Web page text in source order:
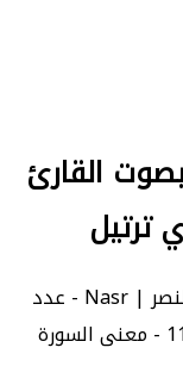
القارئ
ترتيل
| سورة النصر | Nasr - عدد
آياتها 3 - رقم السورة في المصحف: 110 - معنى السورة